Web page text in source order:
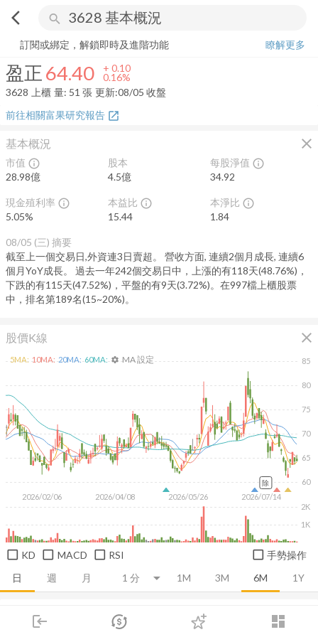
arrow_back_ios search
login dashboard
市場 登入
盈正 64.40+ 0.16%
訂閱或綁定，解鎖即時及進階功能
瞭解更多
盈正 64.40 + 0.10
0.16%
3628
上櫃 量: 51 張 更新:08/05 收盤
前往相關富果研究報告 open_in_new
基本概況 close
市值 info_outline
28.98億
股本
4.5億
每股淨值 info_outline
34.92
現金殖利率 info_outline
5.05%
本益比 info_outline
15.44
本淨比 info_outline
1.84
08/05 (三) 摘要
截至上一個交易日,外資連3日賣超。 營收方面, 連續2個月成長, 連續6
個月YoY成長。 過去一年242個交易日中，上漲的有118天(48.76%)，
下跌的有115天(47.52%)，平盤的有9天(3.72%)。在997檔上櫃股票
中，排名第189名(15~20%)。
股價K線 close
日 週 月 1M 3M 6M 1Y
2026/02/06 2026/04/08 2026/05/26 2026/07/14
60
65
70
75
80
85
1K
2K
5MA: 10MA: 20MA: 60MA: settings MA 設定
除
KD MACD RSI 手勢操作
推薦卡片 消息面 財務報